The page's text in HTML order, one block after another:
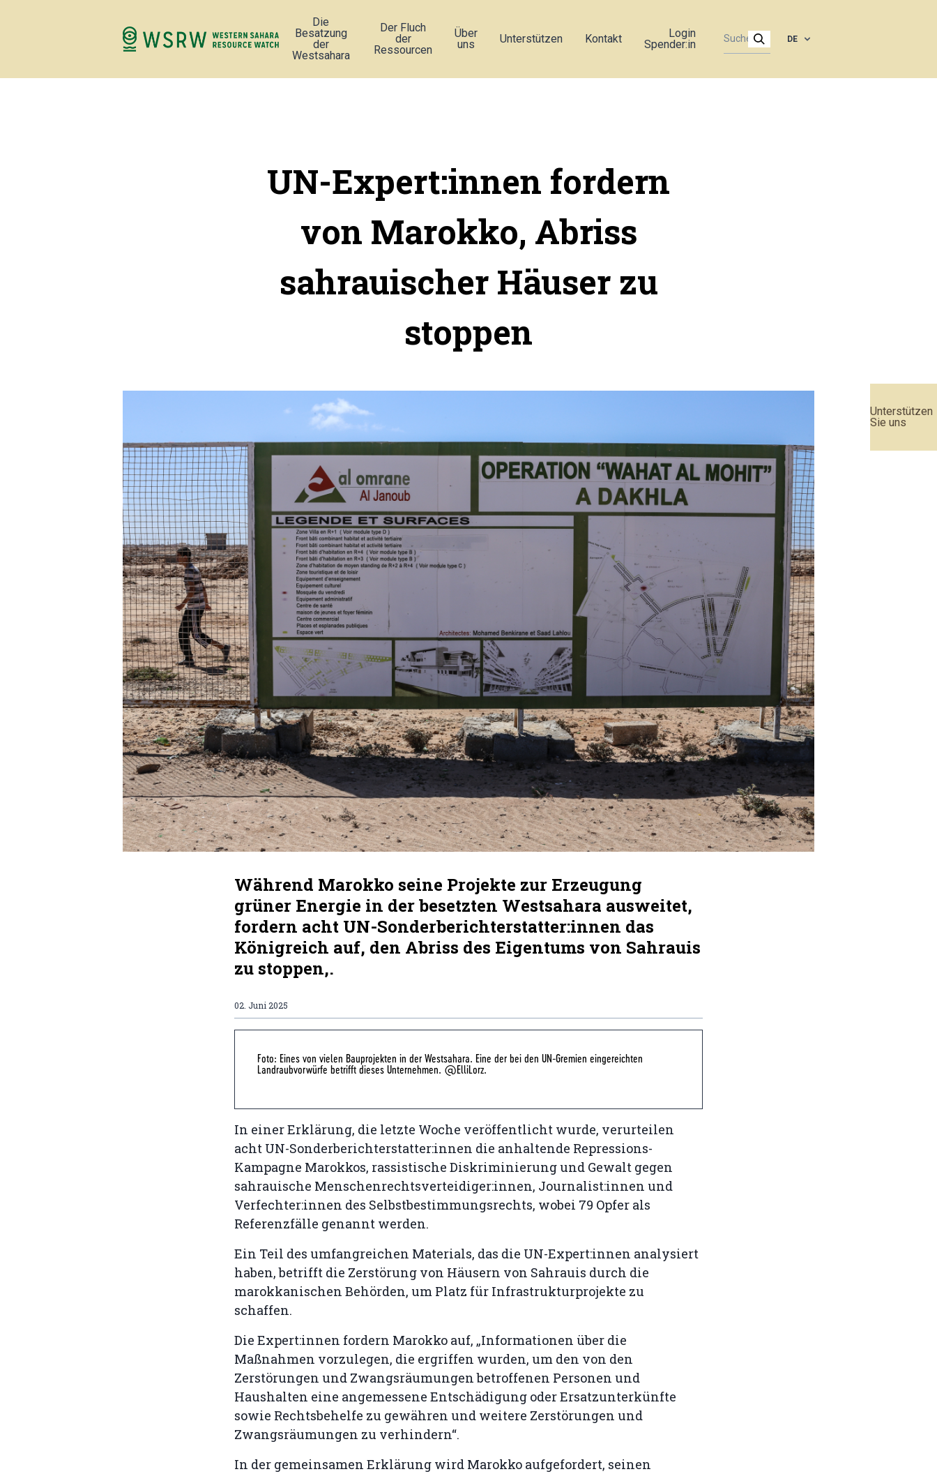
Unterstützen
Sie uns
Die
Besatzung
der
Westsahara
Der Fluch
der
Ressourcen
Über
uns
Unterstützen Kontakt
Login
Spender:in
DE
UN-Expert:innen fordern
von Marokko, Abriss
sahrauischer Häuser zu
stoppen
Während Marokko seine Projekte zur Erzeugung
grüner Energie in der besetzten Westsahara ausweitet,
fordern acht UN-Sonderberichterstatter:innen das
Königreich auf, den Abriss des Eigentums von Sahrauis
zu stoppen,.
02. Juni 2025
Foto: Eines von vielen Bauprojekten in der Westsahara. Eine der bei den UN-Gremien eingereichten
Landraubvorwürfe betrifft dieses Unternehmen. @ElliLorz.
In einer Erklärung, die letzte Woche veröffentlicht wurde, verurteilen
acht UN-Sonderberichterstatter:innen die anhaltende Repressions-
Kampagne Marokkos, rassistische Diskriminierung und Gewalt gegen
sahrauische Menschenrechtsverteidiger:innen, Journalist:innen und
Verfechter:innen des Selbstbestimmungsrechts, wobei 79 Opfer als
Referenzfälle genannt werden.
Ein Teil des umfangreichen Materials, das die UN-Expert:innen analysiert
haben, betrifft die Zerstörung von Häusern von Sahrauis durch die
marokkanischen Behörden, um Platz für Infrastrukturprojekte zu
schaffen.
Die Expert:innen fordern Marokko auf, „Informationen über die
Maßnahmen vorzulegen, die ergriffen wurden, um den von den
Zerstörungen und Zwangsräumungen betroffenen Personen und
Haushalten eine angemessene Entschädigung oder Ersatzunterkünfte
sowie Rechtsbehelfe zu gewähren und weitere Zerstörungen und
Zwangsräumungen zu verhindern“.
In der gemeinsamen Erklärung wird Marokko aufgefordert, seinen